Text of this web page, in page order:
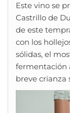
Este vino se
Castrillo de
de este
con los
sólidas, el
fermentación
breve crianza